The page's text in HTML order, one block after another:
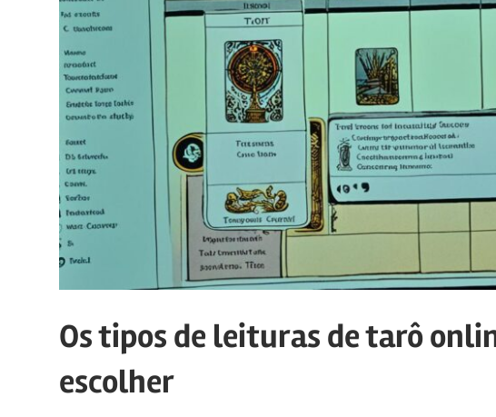
Os tipos de leituras de tarô
escolher